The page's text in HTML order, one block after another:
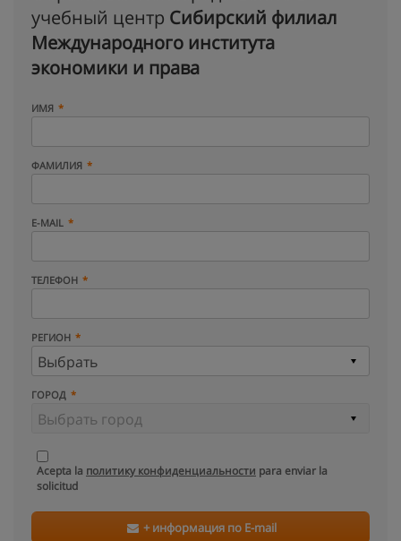
учебный центр Сибирский филиал
Международного института
экономики и права
ИМЯ
ФАМИЛИЯ
E-MAIL
ТЕЛЕФОН
РЕГИОН
ГОРОД
Acepta la политику конфиденциальности para enviar la
solicitud
+ информация по E-mail